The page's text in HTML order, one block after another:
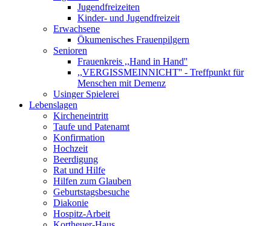
Jugendfreizeiten
Kinder- und Jugendfreizeit
Erwachsene
Ökumenisches Frauenpilgern
Senioren
Frauenkreis ,,Hand in Hand''
,,VERGISSMEINNICHT'' - Treffpunkt für
Menschen mit Demenz
Usinger Spielerei
Lebenslagen
Kircheneintritt
Taufe und Patenamt
Konfirmation
Hochzeit
Beerdigung
Rat und Hilfe
Hilfen zum Glauben
Geburtstagsbesuche
Diakonie
Hospitz-Arbeit